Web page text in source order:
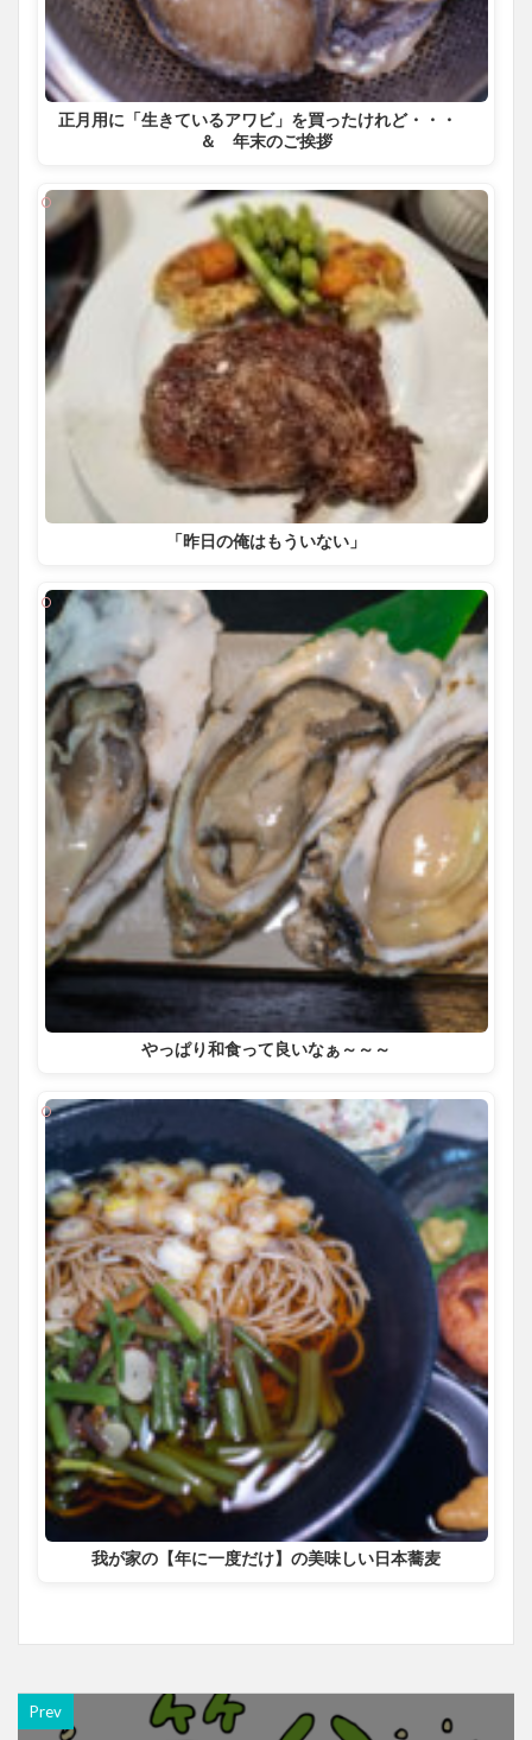
正月用に「生きているアワビ」を買ったけれど・・・
＆ 年末のご挨拶
「昨日の俺はもういない」
やっぱり和食って良いなぁ～～～
我が家の【年に一度だけ】の美味しい日本蕎麦
Prev